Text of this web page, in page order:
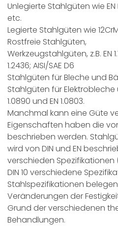
Unlegierte Stahlgüten wie EN
etc.
Legierte Stahlgüten wie
Rostfreie Stahlgüten,
Werkzeugstahlgüten, z.B. EN
1.2436; AISI/SAE D6
Stahlgüten für Bleche und
Stahlgüten für Elektrobleche
1.0890 und EN 1.0803.
Manchmal kann eine Güte
Eigenschaften haben die
beschrieben werden.
wird von DIN und EN
verschieden
DIN 10 verschiedene
Stahlspezifikationen
Veränderungen der
Grund der verschiedenen
Behandlungen.